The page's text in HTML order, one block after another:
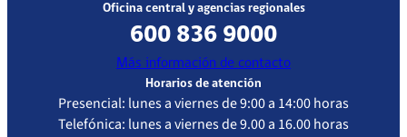
Oficina central y agencias regionales
600 836 9000
Más información de contacto
Horarios de atención
Presencial: lunes a viernes de 9:00 a 14:00 horas
Telefónica: lunes a viernes de 9.00 a 16.00 horas